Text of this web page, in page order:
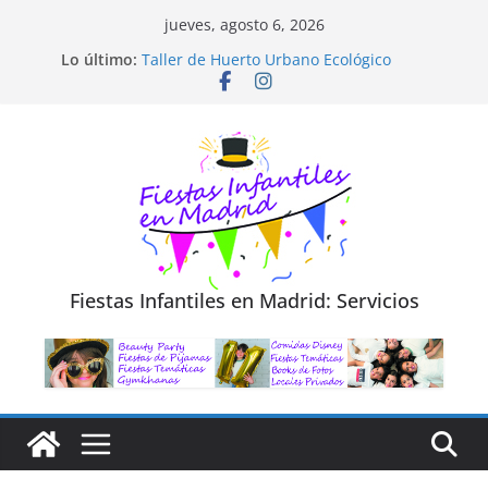
jueves, agosto 6, 2026
Lo último: Taller de Huerto Urbano Ecológico
TALLER FOTOGRAFÍA LA NATURALEZA
Trivial Virtual para niños
Fiestas Infantiles en Madrid: Servicios